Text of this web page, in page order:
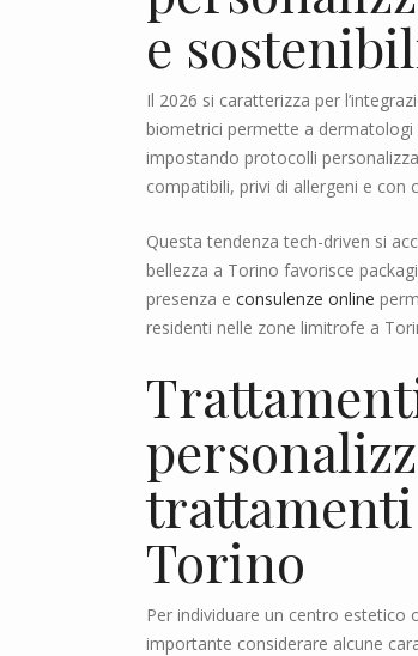
e
Il 2026 si caratterizza per
biometrici permette a
impostando protocolli
compatibili, privi di allergeni e con
Questa tendenza tech-driven si
bellezza a Torino favorisce
presenza e consulenze online
residenti nelle zone limitrofe a
Torino
Per individuare un centro estetico
importante considerare alcune